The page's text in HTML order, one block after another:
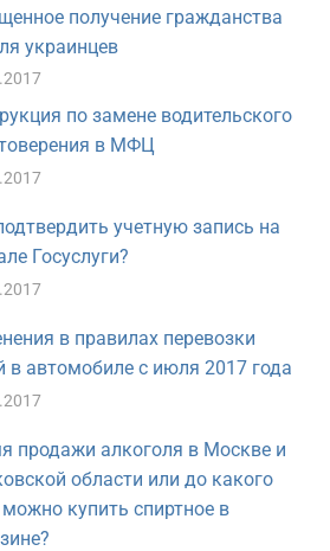
получение гражданства
украинцев
по замене водительского
в МФЦ
учетную запись на
Госуслуги?
в правилах перевозки
в автомобиле с июля 2017 года
продажи алкоголя в Москве и
области или до какого
купить спиртное в